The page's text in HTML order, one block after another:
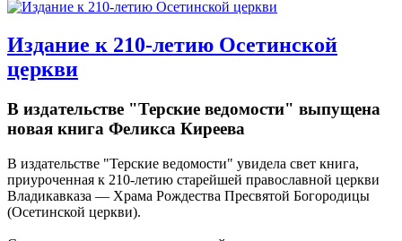
Издание к 210-летию Осетинской
церкви
В издательстве "Терские ведомости" выпущена
новая книга Феликса Киреева
В издательстве "Терские ведомости" увидела свет книга,
приуроченная к 210-летию старейшей православной церкви
Владикавказа — Храма Рождества Пресвятой Богородицы
(Осетинской церкви).